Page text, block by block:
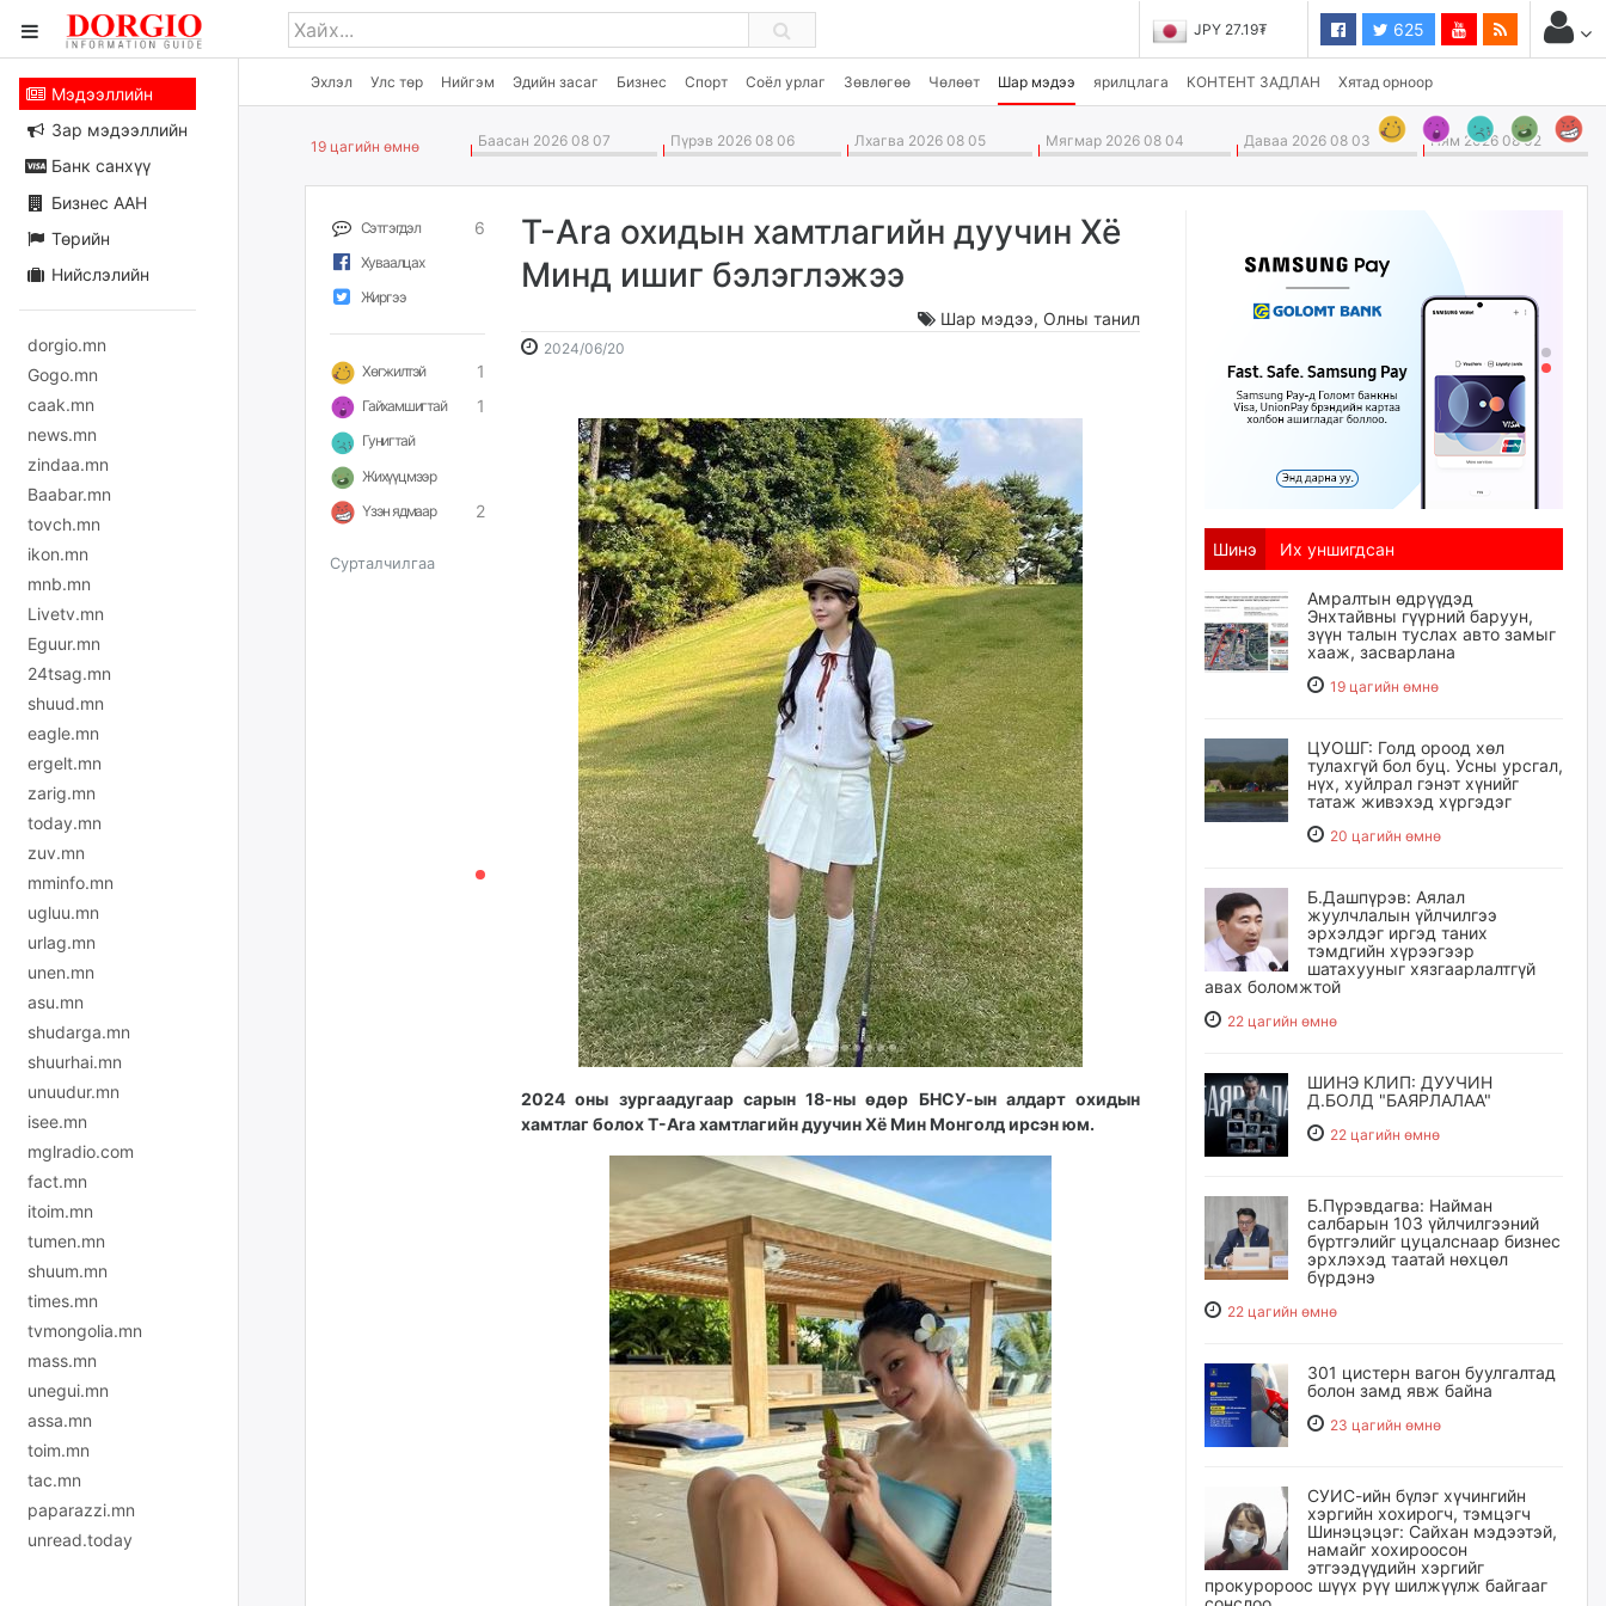
JPY 27.19₮ CHF 3,824.26₮
625
Эхлэл Улс төр Нийгэм Эдийн засаг Бизнес Спорт Соёл урлаг Зөвлөгөө Чөлөөт Шар мэдээ ярилцлага КОНТЕНТ ЗАДЛАН Хятад орноор
Мэдээллийн
Зар мэдээллийн
Банк санхүү
Бизнес ААН
Төрийн
Нийслэлийн
dorgio.mn
Gogo.mn
caak.mn
news.mn
zindaa.mn
Baabar.mn
tovch.mn
ikon.mn
mnb.mn
Livetv.mn
Eguur.mn
24tsag.mn
shuud.mn
eagle.mn
ergelt.mn
zarig.mn
today.mn
zuv.mn
mminfo.mn
ugluu.mn
urlag.mn
unen.mn
asu.mn
shudarga.mn
shuurhai.mn
unuudur.mn
isee.mn
mglradio.com
fact.mn
itoim.mn
tumen.mn
shuum.mn
times.mn
tvmongolia.mn
mass.mn
unegui.mn
assa.mn
toim.mn
tac.mn
paparazzi.mn
unread.today
19 цагийн өмнө Баасан 2026 08 07 Пүрэв 2026 08 06 Лхагва 2026 08 05 Мягмар 2026 08 04 Даваа 2026 08 03 Ням 2026 08 02
Сэтгэгдэл 6
Хуваалцах
Жиргээ
Хөгжилтэй 1
Гайхамшигтай 1
Гунигтай
Жихүүцмээр
Үзэн ядмаар
2
Сурталчилгаа
T-Ara охидын хамтлагийн дуучин Хё
Минд ишиг бэлэглэжээ
Шар мэдээ, Олны танил
2024/06/20
15:44:11
11:42:55
2024 оны зургаадугаар сарын 18-ны өдөр БНСУ-ын алдарт охидын
хамтлаг болох T-Ara xамтлагийн дуучин Xё Мин Монголд ирсэн юм.
Шинэ Их уншигдсан
Амралтын өдрүүдэд
Энхтайвны гүүрний баруун,
зүүн талын туслах авто замыг
хааж, засварлана
19 цагийн өмнө
ЦУОШГ: Голд ороод хөл
тулахгүй бол буц. Усны урсгал,
нүх, хуйлрал гэнэт хүнийг
татаж живэхэд хүргэдэг
20 цагийн өмнө
Б.Дашпүрэв: Аялал
жуулчлалын үйлчилгээ
эрхэлдэг иргэд таних
тэмдгийн хүрээгээр
шатахууныг хязгаарлалтгүй
авах боломжтой
22 цагийн өмнө
ШИНЭ КЛИП: ДУУЧИН
Д.БОЛД "БАЯРЛАЛАА"
22 цагийн өмнө
Б.Пүрэвдагва: Найман
салбарын 103 үйлчилгээний
бүртгэлийг цуцалснаар бизнес
эрхлэхэд таатай нөхцөл
бүрдэнэ
22 цагийн өмнө
301 цистерн вагон буулгалтад
болон замд явж байна
23 цагийн өмнө
СУИС-ийн бүлэг хүчингийн
хэргийн хохирогч, тэмцэгч
Шинэцэцэг: Сайхан мэдээтэй,
намайг хохироосон
этгээдүүдийн хэргийг
прокуророос шүүх рүү шилжүүлж байгааг